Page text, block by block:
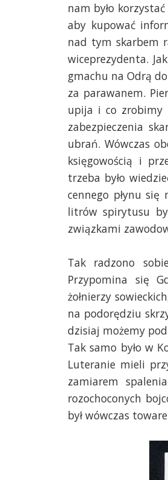
nam było
aby kupować
nad tym skarbem
wiceprezydenta.
gmachu na Odrą
za parawanem.
upija i co zrobimy
zabezpieczenia
ubrań. Wówczas
księgowością i
trzeba było
cennego płynu
litrów spirytusu
związkami
Tak radzono
Przypomina się
żołnierzy
na podorędziu
dzisiaj możemy
Tak samo było w
Luteranie mieli
zamiarem
rozochoconych
był wówczas